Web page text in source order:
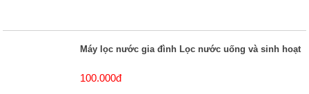
Máy lọc nước gia đình Lọc nước uống và sinh hoạt
100.000đ